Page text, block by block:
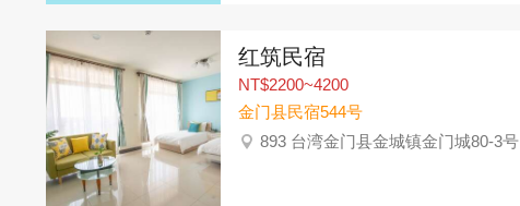
红筑民宿
NT$2200~4200
金门县民宿544号
893 台湾金门县金城镇金门城80-3号